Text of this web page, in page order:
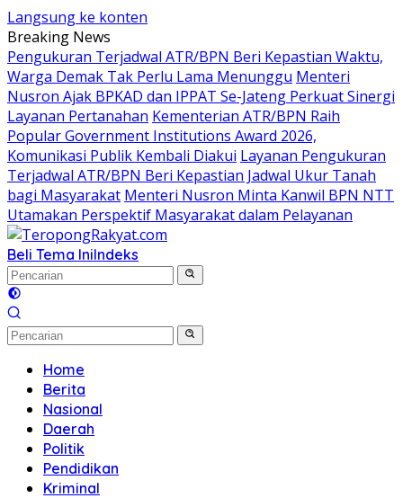
Langsung ke konten
Breaking News
Pengukuran Terjadwal ATR/BPN Beri Kepastian Waktu,
Warga Demak Tak Perlu Lama Menunggu Menteri
Nusron Ajak BPKAD dan IPPAT Se-Jateng Perkuat Sinergi
Layanan Pertanahan Kementerian ATR/BPN Raih
Popular Government Institutions Award 2026,
Komunikasi Publik Kembali Diakui Layanan Pengukuran
Terjadwal ATR/BPN Beri Kepastian Jadwal Ukur Tanah
bagi Masyarakat Menteri Nusron Minta Kanwil BPN NTT
Utamakan Perspektif Masyarakat dalam Pelayanan
Beli Tema IniIndeks
Home
Berita
Nasional
Daerah
Politik
Pendidikan
Kriminal